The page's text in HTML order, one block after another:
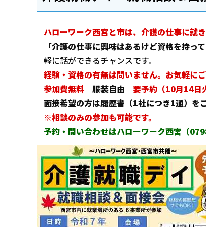
ハローワーク西宮と市は、介護の仕事に就
「介護の仕事に興味はあるけど資格を持っ
軽に話ができるチャンスです。
経験・資格の有無は問いません。 お気軽に
参加費無料服装自由
要予約（10月14日
面接希望の方は履歴書（1社につき1通）を
※相談のみの参加も可能です。
予約・問い合わせはハローワーク西宮（